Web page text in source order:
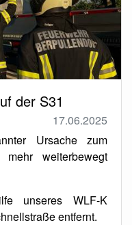
der S31
17.06.2025
Ursache zum
weiterbewegt
unseres WLF-K
entfernt.